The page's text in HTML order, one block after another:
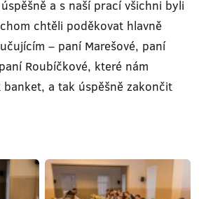
a s naší prací všichni byli
chtěli poděkovat hlavně
– paní Marešové, paní
Roubíčkové, které nám
a tak úspěšně zakončit